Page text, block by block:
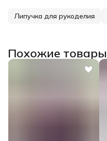
Липучка для рукоделия
Похожие товары